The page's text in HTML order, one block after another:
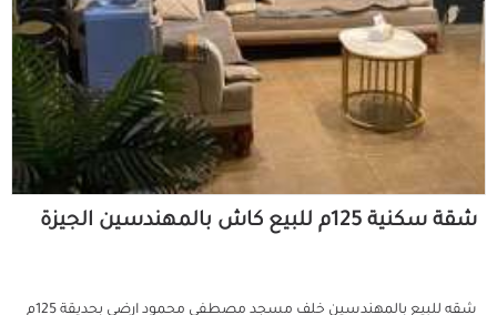
شقة سكنية 125م للبيع كاش بالمهندسين الجيزة
شقه للبيع بالمهندسين خلف مسجد مصطفى محمود ارضي بحديقة 125م